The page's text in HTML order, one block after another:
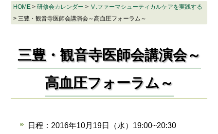
HOME> 研修会カレンダー > Ⅴ.ファーマシューティカルケアを実践する
> 三豊・観音寺医師会講演会～高血圧フォーラム～
三豊・観音寺医師会講演会～
高血圧フォーラム～
日程：2016年10月19日（水）19:00~20:30